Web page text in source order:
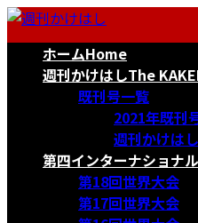
コ
ナ
ホームHome
週刊かけはしThe
既刊号一覧
2021年既刊
週刊かけは
第四インターナショナル
第18回世界大会
第17回世界大会